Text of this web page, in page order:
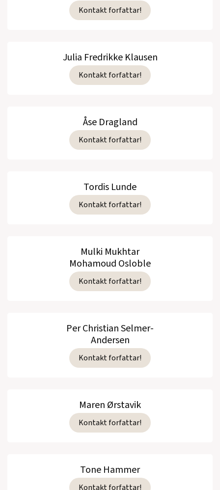
Kontakt forfattar!
Julia Fredrikke Klausen
Kontakt forfattar!
Åse Dragland
Kontakt forfattar!
Tordis Lunde
Kontakt forfattar!
Mulki Mukhtar
Mohamoud Osloble
Kontakt forfattar!
Per Christian Selmer-
Andersen
Kontakt forfattar!
Maren Ørstavik
Kontakt forfattar!
Tone Hammer
Kontakt forfattar!